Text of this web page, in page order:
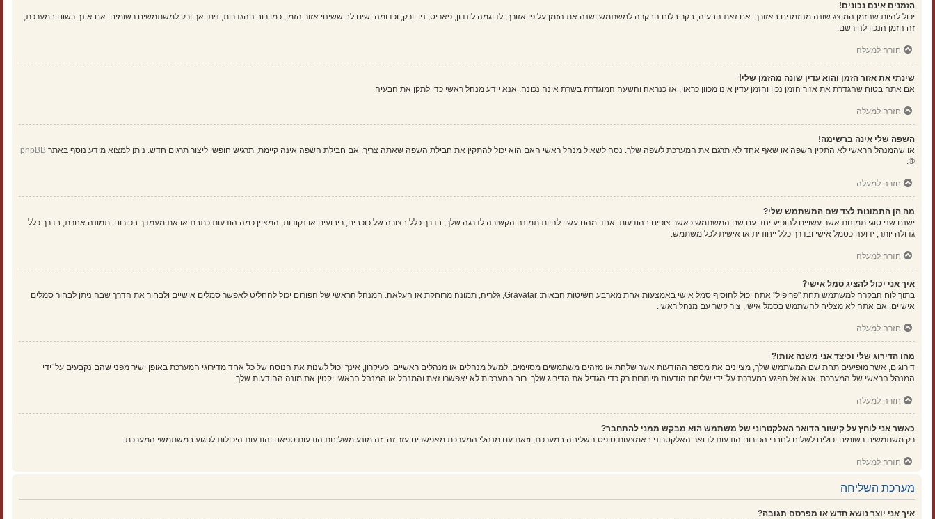
הזמנים אינם נכונים!
יכול להיות שהזמן המוצג שונה מהזמנים באזורך. אם זאת הבעיה, בקר בלוח הבקרה למשתמש ושנה את הזמן על פי אזורך, לדוגמה לונדון, פאריס, ניו יורק, וכדומה. שים לב ששינוי אזור הזמן, כמו רוב ההגדרות, ניתן אך ורק למשתמשים רשומים. אם אינך רשום במערכת,
זה הזמן הנכון להירשם.
חזרה למעלה
שינתי את אזור הזמן והוא עדין שונה מהזמן שלי!
אם אתה בטוח שהגדרת את אזור הזמן נכון והזמן עדין אינו מכוון כראוי, אז כנראה והשעה המוגדרת בשרת אינה נכונה. אנא יידע מנהל ראשי כדי לתקן את הבעיה
חזרה למעלה
השפה שלי אינה ברשימה!
או שהמנהל הראשי לא התקין השפה או שאף אחד לא תרגם את המערכת לשפה שלך. נסה לשאול מנהל ראשי האם הוא יכול להתקין את חבילת השפה שאתה צריך. אם חבילת השפה אינה קיימת, תרגיש חופשי ליצור תרגום חדש. ניתן למצוא מידע נוסף באתר phpBB
®.
חזרה למעלה
מה הן התמונות לצד שם המשתמש שלי?
ישנם שני סוגי תמונות אשר עשויים להופיע יחד עם שם המשתמש כאשר צופים בהודעות. אחד מהם עשוי להיות תמונה הקשורה לדרגה שלך, בדרך כלל בצורה של כוכבים, ריבועים או נקודות, המציין כמה הודעות כתבת או את מעמדך בפורום. תמונה אחרת, בדרך כלל
גדולה יותר, ידועה כסמל אישי ובדרך כלל ייחודית או אישית לכל משתמש.
חזרה למעלה
איך אני יכול להציג סמל אישי?
בתוך לוח הבקרה למשתמש תחת "פרופיל" אתה יכול להוסיף סמל אישי באמצעות אחת מארבע השיטות הבאות: Gravatar, גלריה, תמונה מרוחקת או העלאה. המנהל הראשי של הפורום יכול להחליט לאפשר סמלים אישיים ולבחור את הדרך שבה ניתן לבחור סמלים
אישיים. אם אתה לא מצליח להשתמש בסמל אישי, צור קשר עם מנהל ראשי.
חזרה למעלה
מהו הדירוג שלי וכיצד אני משנה אותו?
דירוגים, אשר מופיעים תחת שם המשתמש שלך, מציינים את מספר ההודעות אשר שלחת או מזהים משתמשים מסוימים, למשל מנהלים או מנהלים ראשיים. כעיקרון, אינך יכול לשנות את הנוסח של כל אחד מדירוגי המערכת באופן ישיר מפני שהם נקבעים על־ידי
המנהל הראשי של המערכת. אנא אל תפגע במערכת על־ידי שליחת הודעות מיותרות רק כדי הגדיל את הדירוג שלך. רוב המערכות לא יאפשרו זאת והמנהל או המנהל הראשי יקטין את מונה ההודעות שלך.
חזרה למעלה
כאשר אני לוחץ על קישור הדואר האלקטרוני של משתמש הוא מבקש ממני להתחבר?
רק משתמשים רשומים יכולים לשלוח לחברי הפורום הודעות לדואר האלקטרוני באמצעות טופס השליחה במערכת, וזאת עם מנהלי המערכת מאפשרים עזר זה. זה מונע משליחת הודעות ספאם והודעות היכולות לפגוע במשתמשי המערכת.
חזרה למעלה
מערכת השליחה
איך אני יוצר נושא חדש או מפרסם תגובה?